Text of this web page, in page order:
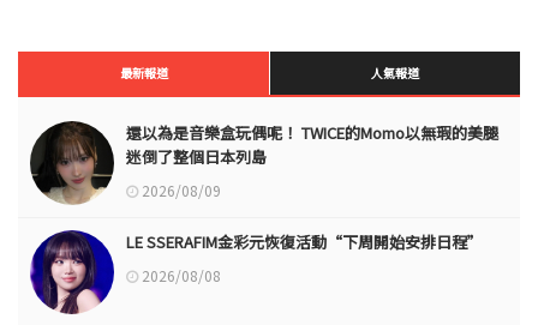
最新報道 人氣報道
還以為是音樂盒玩偶呢！ TWICE的Momo以無瑕的美腿
迷倒了整個日本列島
2026/08/09
LE SSERAFIM金彩元恢復活動“下周開始安排日程”
2026/08/08